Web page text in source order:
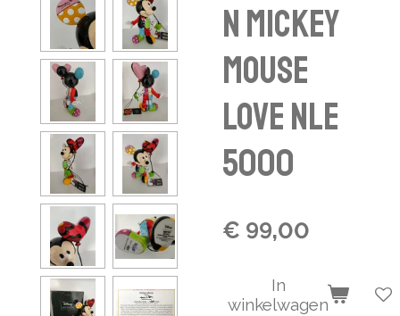
n Mickey
Mouse
Love NLE
5000
€ 99,00
In
winkelwagen